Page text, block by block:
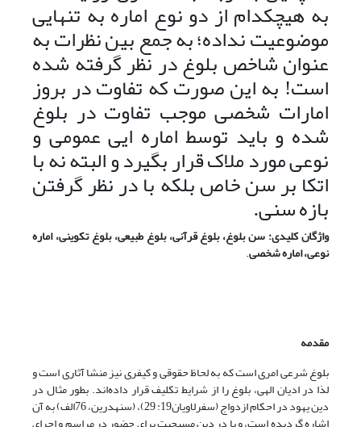
به هیچکدام از دو نوع اماره به تنهایی
موضوعیت نداده؛ به جمع بین نظرات به
عنوان شاخص بلوغ در نظر گرفته شده
است! به این صورت که تفاوت در بروز
امارات شخصی موجب تفاوت در بلوغ
شده و باید توسط اماره ایی عمومی ‌‌و
نوعی مورد ملاک قرار بگیرد و البته نه با
اتکا بر سن خاص بلکه با در نظر گرفتن
بازه سنی.
واژگان کلیدی: سن بلوغ، بلوغ قرآنی، بلوغ طبیعی، بلوغ تکوینی، اماره
نوعی، اماره شخصی.
مقدمه
بلوغ شرعی امری است که به لحاظ حقوقی و کیفری نیز منشا آثاری است و
لذا در ادیان الهی، بلوغ را از شرایط تکلیف قرار داده‌اند. بطور مثال در
دین یهود در احکام ازدواج (سفرلاویان19: 29)، (سنهدرین، 76الف) به آن